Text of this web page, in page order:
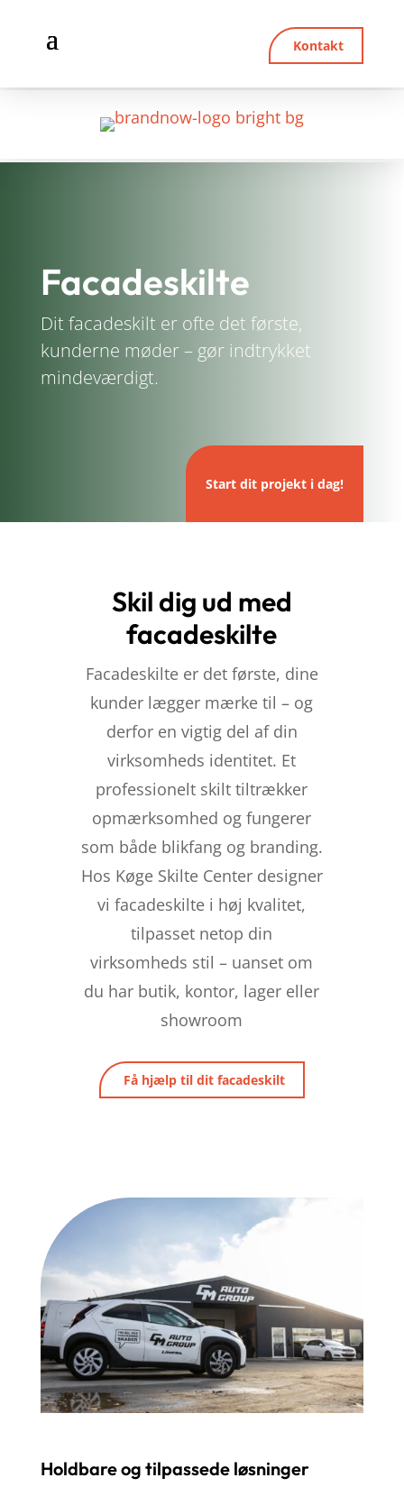
Kontakt
Facadeskilte
Dit facadeskilt er ofte det første,
kunderne møder – gør indtrykket
mindeværdigt.
Start dit projekt i dag!
Skil dig ud med
facadeskilte
Facadeskilte er det første, dine
kunder lægger mærke til – og
derfor en vigtig del af din
virksomheds identitet. Et
professionelt skilt tiltrækker
opmærksomhed og fungerer
som både blikfang og branding.
Hos Køge Skilte Center designer
vi facadeskilte i høj kvalitet,
tilpasset netop din
virksomheds stil – uanset om
du har butik, kontor, lager eller
showroom
Få hjælp til dit facadeskilt
Holdbare og tilpassede løsninger